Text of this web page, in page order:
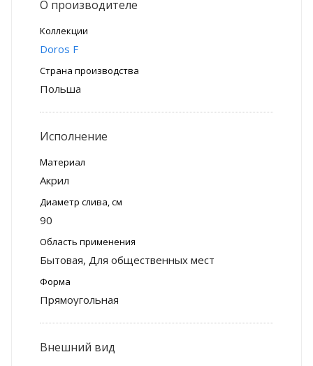
О производителе
Коллекции
Doros F
Страна производства
Польша
Исполнение
Материал
Акрил
Диаметр слива, см
90
Область применения
Бытовая, Для общественных мест
Форма
Прямоугольная
Внешний вид